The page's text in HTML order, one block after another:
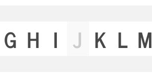
G H I J K L M